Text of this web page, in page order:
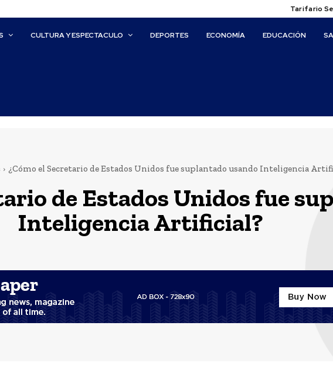
Tarifario
CULTURA Y ESPECTACULO DEPORTES ECONOMÍA EDUCACIÓN
¿Cómo el Secretario de Estados Unidos fue suplantado usando Inteligencia
de Estados Unidos fue
Inteligencia Artificial?